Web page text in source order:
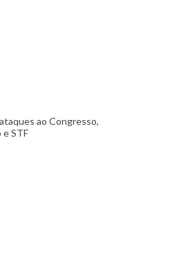
ao Congresso,
e STF